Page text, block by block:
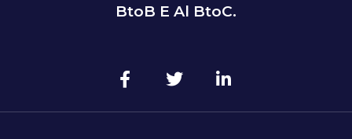
BtoB E Al BtoC.